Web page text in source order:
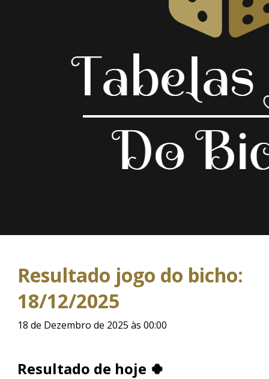
Resultado jogo do bicho:
18/12/2025
18 de Dezembro de 2025 às 00:00
Resultado de hoje 🍀